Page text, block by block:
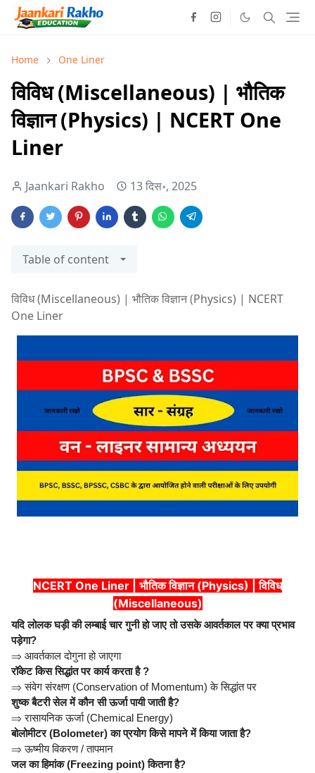
Home One Liner
विविध (Miscellaneous) | भौतिक
विज्ञान (Physics) | NCERT One
Liner
Jaankari Rakho 13 दिस॰, 2025
Table of content
विविध (Miscellaneous) | भौतिक विज्ञान (Physics) | NCERT
One Liner
NCERT One Liner | भौतिक विज्ञान (Physics) | विविध
(Miscellaneous)
यदि लोलक घड़ी की लम्बाई चार गुनी हो जाए तो उसके आवर्तकाल पर क्या प्रभाव
पड़ेगा?
⇒ आवर्तकाल दोगुना हो जाएगा
रॉकेट किस सिद्धांत पर कार्य करता है ?
⇒ संवेग संरक्षण (Conservation of Momentum) के सिद्धांत पर
शुष्क बैटरी सेल में कौन सी ऊर्जा पायी जाती है?
⇒ रासायनिक ऊर्जा (Chemical Energy)
बोलोमीटर (Bolometer) का प्रयोग किसे मापने में किया जाता है?
⇒ऊष्मीय विकरण / तापमान
जल का हिमांक (Freezing point) कितना है?